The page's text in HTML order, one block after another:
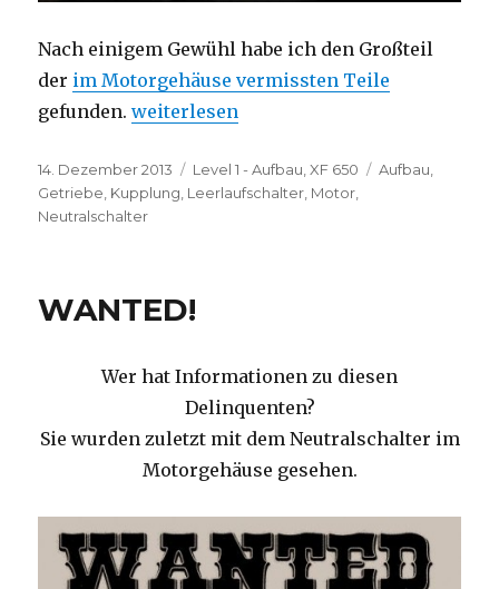
Nach einigem Gewühl habe ich den Großteil
der im Motorgehäuse vermissten Teile
gefunden.„Lost. And found.“
weiterlesen
Veröffentlicht
am
14. Dezember 2013 Kategorien
Level 1 - Aufbau,XF 650 Schlagwörter
Aufbau,
Getriebe, Kupplung, Leerlaufschalter, Motor,
Neutralschalter
WANTED!
Wer hat Informationen zu diesen
Delinquenten?
Sie wurden zuletzt mit dem Neutralschalter im
Motorgehäuse gesehen.